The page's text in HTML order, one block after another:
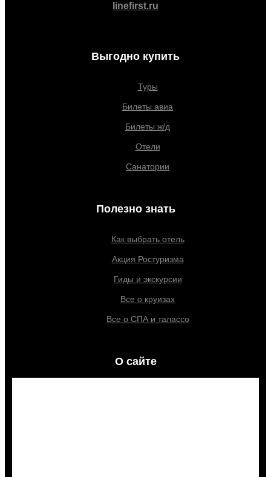
linefirst.ru
Выгодно купить
Туры
Билеты авиа
Билеты ж/д
Отели
Санатории
Полезно знать
Как выбрать отель
Акция Ростуризма
Гиды и экскурсии
Все о круизах
Все о СПА и талассо
О сайте